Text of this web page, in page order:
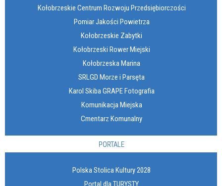
Kołobrzeskie Centrum Rozwoju Przedsiębiorczości
Pomiar Jakości Powietrza
Kołobrzeskie Zabytki
Kołobrzeski Rower Miejski
Kołobrzeska Marina
SRLGD Morze i Parsęta
Karol Skiba GRAPE Fotografia
Komunikacja Miejska
Cmentarz Komunalny
PORTALE
Polska Stolica Kultury 2028
Portal dla TURYSTY